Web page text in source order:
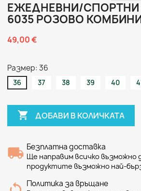
ЕЖЕДНЕВНИ/СПОРТНИ
6035 РОЗОВО
49,00 €
Размер: 36
36 37 38 39 40
 ДОБАВИ В КОЛИЧКАТА
Безплатна доставка
Ще направим всичко възможно
продуктите възможно най-
Политика за връщане